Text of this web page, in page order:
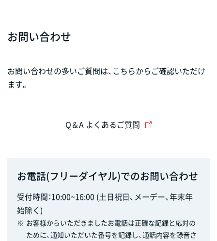
お問い合わせ
お問い合わせの多いご質問は、こちらからご確認いただけ
ます。
Q＆A よくあるご質問
お電話(フリーダイヤル)でのお問い合わせ
受付時間：10:00~16:00 (土日祝日、メーデー、年末年
始除く)
※ お客様からいただきましたお電話は正確な記録と応対の
ために、通知いただいた番号を記録し、通話内容を録音さ